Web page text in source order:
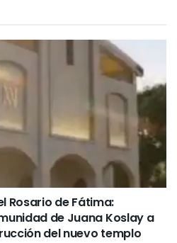
Rosario de Fátima:
de Juana Koslay a
del nuevo templo